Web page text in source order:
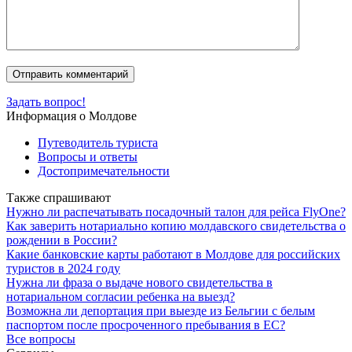
Задать вопрос!
Информация о Молдове
Путеводитель туриста
Вопросы и ответы
Достопримечательности
Также спрашивают
Нужно ли распечатывать посадочный талон для рейса FlyOne?
Как заверить нотариально копию молдавского свидетельства о
рождении в России?
Какие банковские карты работают в Молдове для российских
туристов в 2024 году
Нужна ли фраза о выдаче нового свидетельства в
нотариальном согласии ребенка на выезд?
Возможна ли депортация при выезде из Бельгии с белым
паспортом после просроченного пребывания в ЕС?
Все вопросы